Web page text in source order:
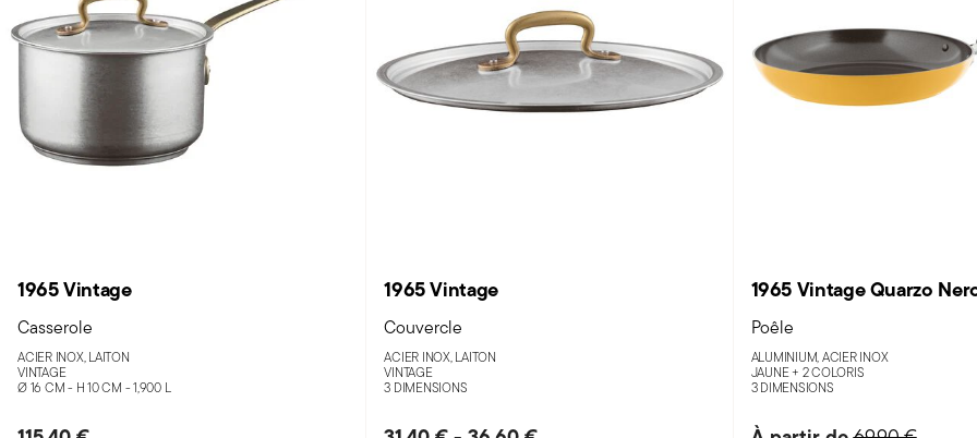
1965 Vintage
Casserole
ACIER INOX, LAITON
VINTAGE
Ø 16 CM - H 10 CM - 1,900 L
1965 Vintage
Couvercle
ACIER INOX, LAITON
VINTAGE
3 DIMENSIONS
1965 Vintage Quarzo
Poêle
ALUMINIUM, ACIER INOX
JAUNE + 2 COLORIS
3 DIMENSIONS